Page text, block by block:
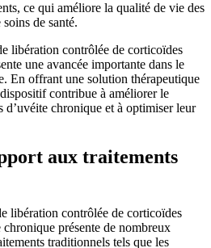
ce qui améliore la qualité de vie des
de santé.
libération contrôlée de corticoïdes
une avancée importante dans le
En offrant une solution thérapeutique
contribue à améliorer le
d’uvéite chronique et à optimiser leur
aux traitements
libération contrôlée de corticoïdes
présente de nombreux
traditionnels tels que les